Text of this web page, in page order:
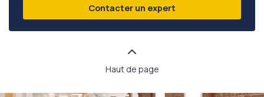
Contacter un expert
Haut de page